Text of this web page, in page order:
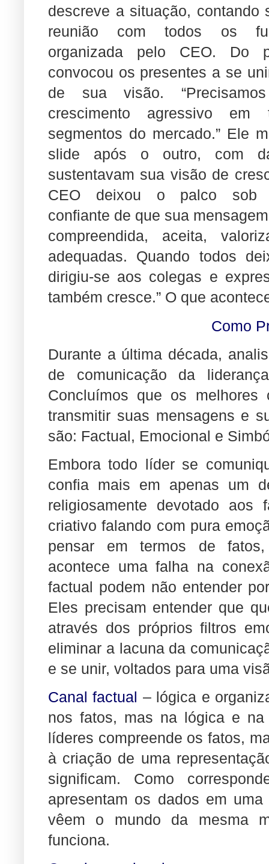
descreve a situação, contando
reunião com todos os
organizada pelo CEO. Do
convocou os presentes a se
de sua visão.
crescimento agressivo em
segmentos do mercado.” Ele
slide após o outro, com
sustentavam sua visão de
CEO deixou o palco sob
confiante de que sua
compreendida, aceita,
adequadas. Quando todos
dirigiu-se aos colegas e
também cresce.” O que
Como
Durante a última década,
de comunicação da
Concluímos que os melhores
transmitir suas mensagens e
são: Factual, Emocional e
Embora todo líder se
confia mais em apenas um
religiosamente devotado aos
criativo falando com pura
pensar em termos de fatos,
acontece uma falha na
factual podem não entender
Eles precisam entender que
através dos próprios filtros
eliminar a lacuna da
e se unir, voltados para uma
Canal factual – lógica e
nos fatos, mas na lógica e
líderes compreende os fatos,
à criação de uma
significam. Como
apresentam os dados em
vêem o mundo da mesma
funciona.